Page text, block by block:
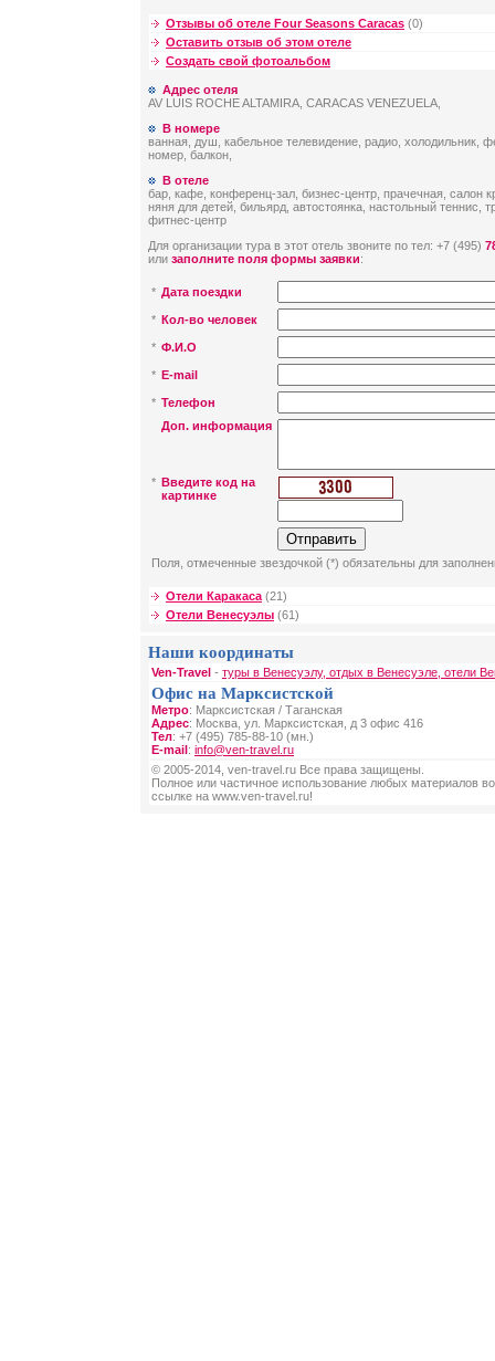
Отзывы об отеле Four Seasons Caracas (0)
Оставить отзыв об этом отеле
Создать свой фотоальбом
Адрес отеля
AV LUIS ROCHE ALTAMIRA, CARACAS VENEZUELA,
В номере
ванная, душ, кабельное телевидение, радио, холодильник,
номер, балкон,
В отеле
бар, кафе, конференц-зал, бизнес-центр, прачечная, салон
няня для детей, бильярд, автостоянка, настольный теннис,
фитнес-центр
Для организации тура в этот отель звоните по тел: +7 (495)
или заполните поля формы заявки:
* Дата поездки
* Кол-во человек
* Ф.И.О
* E-mail
* Телефон
Доп. информация
* Введите код на
картинке
Поля, отмеченные звездочкой (*) обязательны для
Отели Каракаса(21)
Отели Венесуэлы (61)
Наши координаты
Ven-Travel - туры в Венесуэлу, отдых в Венесуэле, отели
Офис на Марксистской
Метро: Марксистская / Таганская
Адрес: Москва, ул. Марксистская, д 3 офис 416
Тел: +7 (495) 785-88-10 (мн.)
E-mail: info@ven-travel.ru
© 2005-2014, ven-travel.ru Все права защищены.
Полное или частичное использование любых материалов
ссылке на www.ven-travel.ru!